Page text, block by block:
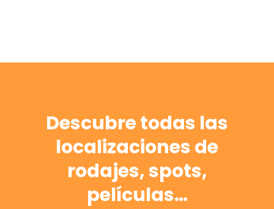
Descubre todas las
localizaciones de
rodajes, spots,
películas…